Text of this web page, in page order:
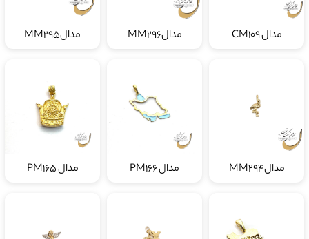
مدال CM109 مدالMM296 مدالMM295
مدالMM294 مدال PM166 مدال PM165